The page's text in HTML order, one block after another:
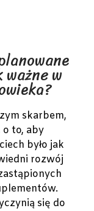
w
skarbem,
to, aby
było jak
rozwój
się do